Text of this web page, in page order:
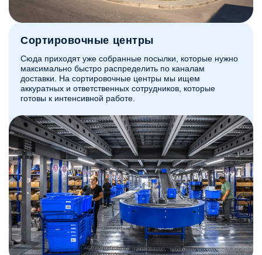
Сортировочные центры
Сюда приходят уже собранные посылки, которые нужно
максимально быстро распределить по каналам
доставки. На сортировочные центры мы ищем
аккуратных и ответственных сотрудников, которые
готовы к интенсивной работе.